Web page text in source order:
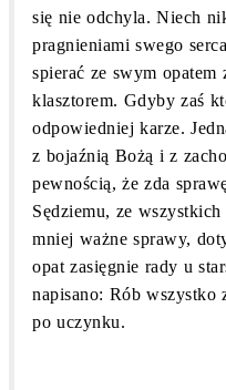
się nie odchyla. Niech
pragnieniami swego
spierać ze swym opatem
klasztorem. Gdyby zaś
odpowiedniej karze.
z bojaźnią Bożą i z
pewnością, że zda
Sędziemu, ze
mniej ważne sprawy,
opat zasięgnie rady u
napisano: Rób wszystko
po uczynku.